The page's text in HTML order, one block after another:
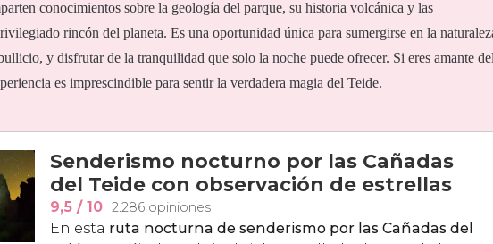
conocimientos sobre la geología del parque, su historia volcánica y las
rincón del planeta. Es una oportunidad única para sumergirse en la
y disfrutar de la tranquilidad que solo la noche puede ofrecer. Si eres amante
es imprescindible para sentir la verdadera magia del Teide.